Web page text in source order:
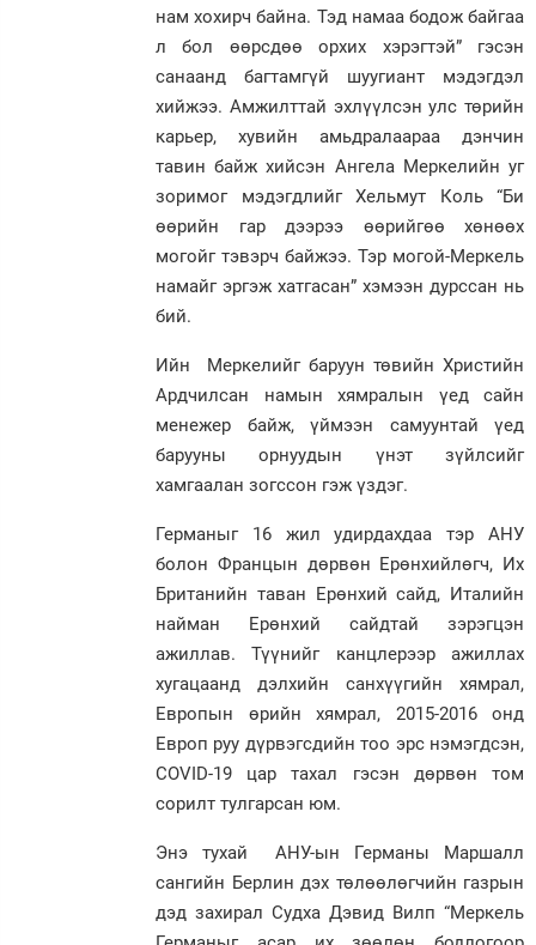
нам хохирч байна. Тэд намаа бодож байгаа
л бол өөрсдөө орхих хэрэгтэй” гэсэн
санаанд багтамгүй шуугиант мэдэгдэл
хийжээ. Амжилттай эхлүүлсэн улс төрийн
карьер, хувийн амьдралаараа дэнчин
тавин байж хийсэн Ангела Меркелийн уг
зоримог мэдэгдлийг Хельмут Коль “Би
өөрийн гар дээрээ өөрийгөө хөнөөх
могойг тэвэрч байжээ. Тэр могой-Меркель
намайг эргэж хатгасан” хэмээн дурссан нь
бий.
Ийн Меркелийг баруун төвийн Христийн
Ардчилсан намын хямралын үед сайн
менежер байж, үймээн самуунтай үед
барууны орнуудын үнэт зүйлсийг
хамгаалан зогссон гэж үздэг.
Германыг 16 жил удирдахдаа тэр АНУ
болон Францын дөрвөн Ерөнхийлөгч, Их
Британийн таван Ерөнхий сайд, Италийн
найман Ерөнхий сайдтай зэрэгцэн
ажиллав. Түүнийг канцлерээр ажиллах
хугацаанд дэлхийн санхүүгийн хямрал,
Европын өрийн хямрал, 2015-2016 онд
Европ руу дүрвэгсдийн тоо эрс нэмэгдсэн,
COVID-19 цар тахал гэсэн дөрвөн том
сорилт тулгарсан юм.
Энэ тухай АНУ-ын Германы Маршалл
сангийн Берлин дэх төлөөлөгчийн газрын
дэд захирал Судха Дэвид Вилп “Меркель